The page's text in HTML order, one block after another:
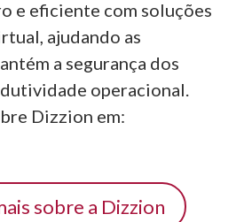
e eficiente com soluções
ajudando as
a segurança dos
operacional.
Dizzion em:
sobre a Dizzion